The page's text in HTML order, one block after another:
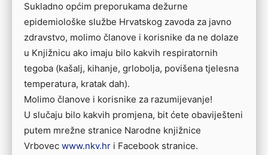
Sukladno općim preporukama dežurne
epidemiološke službe Hrvatskog zavoda za javno
zdravstvo, molimo članove i korisnike da ne dolaze
u Knjižnicu ako imaju bilo kakvih respiratornih
tegoba (kašalj, kihanje, grlobolja, povišena tjelesna
temperatura, kratak dah).
Molimo članove i korisnike za razumijevanje!
U slučaju bilo kakvih promjena, bit ćete obaviješteni
putem mrežne stranice Narodne knjižnice
Vrbovec www.nkv.hr i Facebook stranice.